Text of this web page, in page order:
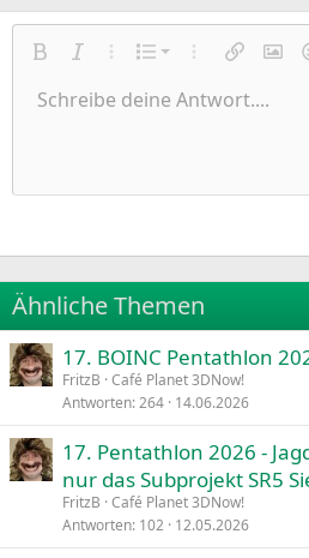
Fett KursivWeitere Einstellungen…
Liste
Ungeordnete
Weitere
Link Bild
Schriftgröße
9
22
26
TextfarbeSchriftfamilie
Arial
Times New
Trebuchet MS
Verdana
Durchgestrichen
Unterstrichen
Inline-
AusrichtungLinksbündig
Paragraph format
Normal
Heading 2
ZitatMedienTabelle einfügen
Insert horizontal line
SpoilerCode
Wiederholen
BBCode umschalten
Formatierung entfernen
EntwürfeEntwurf
Schreibe deine Antwort....
Ähnliche Themen
17. BOINC Pentathlon
FritzB Café Planet 3DNow!
Antworten 264 14.06.2026
17. Pentathlon 2026 -
nur das Subprojekt SR5
FritzB Café Planet 3DNow!
Antworten 102 12.05.2026